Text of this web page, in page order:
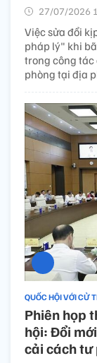
27/07/2026
Việc sửa đổi
pháp lý" khi
trong công tác
phòng tại địa
QUỐC HỘI VỚI CỬ
Phiên họp
hội: Đổi
cải cách tư